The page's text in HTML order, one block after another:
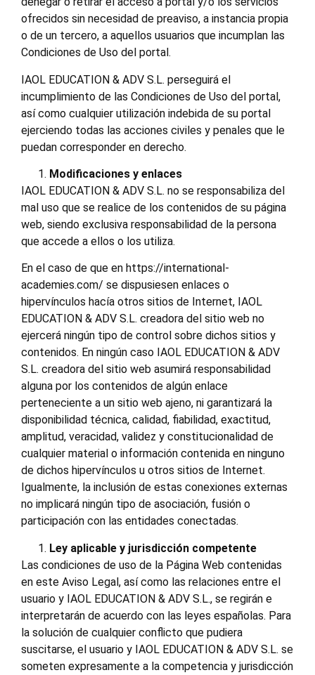
ofrecidos sin necesidad de preaviso, a instancia propia
o de un tercero, a aquellos usuarios que incumplan las
Condiciones de Uso del portal.
IAOL EDUCATION & ADV S.L. perseguirá el
incumplimiento de las Condiciones de Uso del portal,
así como cualquier utilización indebida de su portal
ejerciendo todas las acciones civiles y penales que le
puedan corresponder en derecho.
Modificaciones y enlaces
IAOL EDUCATION & ADV S.L. no se responsabiliza del
mal uso que se realice de los contenidos de su página
web, siendo exclusiva responsabilidad de la persona
que accede a ellos o los utiliza.
En el caso de que en https://international-
academies.com/ se dispusiesen enlaces o
hipervínculos hacía otros sitios de Internet, IAOL
EDUCATION & ADV S.L. creadora del sitio web no
ejercerá ningún tipo de control sobre dichos sitios y
contenidos. En ningún caso IAOL EDUCATION & ADV
S.L. creadora del sitio web asumirá responsabilidad
alguna por los contenidos de algún enlace
perteneciente a un sitio web ajeno, ni garantizará la
disponibilidad técnica, calidad, fiabilidad, exactitud,
amplitud, veracidad, validez y constitucionalidad de
cualquier material o información contenida en ninguno
de dichos hipervínculos u otros sitios de Internet.
Igualmente, la inclusión de estas conexiones externas
no implicará ningún tipo de asociación, fusión o
participación con las entidades conectadas.
Ley aplicable y jurisdicción competente
Las condiciones de uso de la Página Web contenidas
en este Aviso Legal, así como las relaciones entre el
usuario y IAOL EDUCATION & ADV S.L., se regirán e
interpretarán de acuerdo con las leyes españolas. Para
la solución de cualquier conflicto que pudiera
suscitarse, el usuario y IAOL EDUCATION & ADV S.L. se
someten expresamente a la competencia y jurisdicción